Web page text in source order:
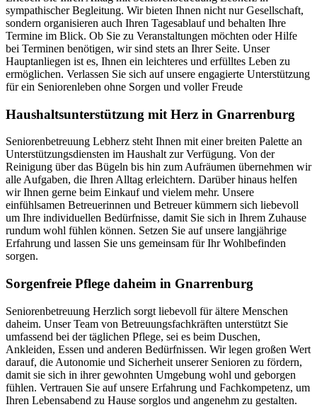
sympathischer Begleitung. Wir bieten Ihnen nicht nur Gesellschaft,
sondern organisieren auch Ihren Tagesablauf und behalten Ihre
Termine im Blick. Ob Sie zu Veranstaltungen möchten oder Hilfe
bei Terminen benötigen, wir sind stets an Ihrer Seite. Unser
Hauptanliegen ist es, Ihnen ein leichteres und erfülltes Leben zu
ermöglichen. Verlassen Sie sich auf unsere engagierte Unterstützung
für ein Seniorenleben ohne Sorgen und voller Freude
Haushalts­unterstützung mit Herz in Gnarrenburg
Seniorenbetreuung Lebherz steht Ihnen mit einer breiten Palette an
Unterstützungsdiensten im Haushalt zur Verfügung. Von der
Reinigung über das Bügeln bis hin zum Aufräumen übernehmen wir
alle Aufgaben, die Ihren Alltag erleichtern. Darüber hinaus helfen
wir Ihnen gerne beim Einkauf und vielem mehr. Unsere
einfühlsamen Betreuerinnen und Betreuer kümmern sich liebevoll
um Ihre individuellen Bedürfnisse, damit Sie sich in Ihrem Zuhause
rundum wohl fühlen können. Setzen Sie auf unsere langjährige
Erfahrung und lassen Sie uns gemeinsam für Ihr Wohlbefinden
sorgen.
Sorgenfreie Pflege daheim in Gnarrenburg
Seniorenbetreuung Herzlich sorgt liebevoll für ältere Menschen
daheim. Unser Team von Betreuungsfachkräften unterstützt Sie
umfassend bei der täglichen Pflege, sei es beim Duschen,
Ankleiden, Essen und anderen Bedürfnissen. Wir legen großen Wert
darauf, die Autonomie und Sicherheit unserer Senioren zu fördern,
damit sie sich in ihrer gewohnten Umgebung wohl und geborgen
fühlen. Vertrauen Sie auf unsere Erfahrung und Fachkompetenz, um
Ihren Lebensabend zu Hause sorglos und angenehm zu gestalten.